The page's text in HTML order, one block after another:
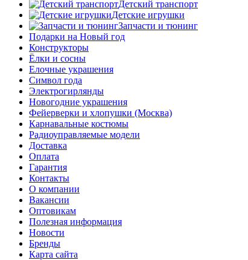
Детский транспорт
Детские игрушки
Запчасти и тюнинг
Подарки на Новый год
Конструкторы
Ёлки и сосны
Елочные украшения
Символ года
Электрогирлянды
Новогодние украшения
Фейерверки и хлопушки (Москва)
Карнавальные костюмы
Радиоуправляемые модели
Доставка
Оплата
Гарантия
Контакты
О компании
Вакансии
Оптовикам
Полезная информация
Новости
Бренды
Карта сайта